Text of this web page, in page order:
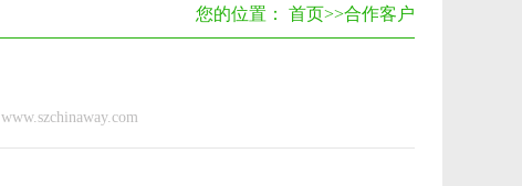
您的位置： 首页>>合作客户
www.szchinaway.com